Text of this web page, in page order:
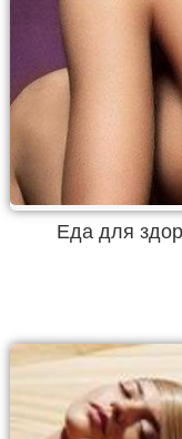
Еда для